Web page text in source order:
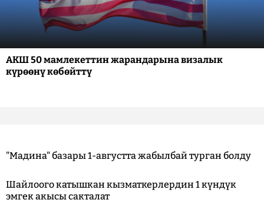
АКШ 50 мамлекеттин жарандарына визалык
күрөөнү көбөйттү
"Мадина" базары 1-августта жабылбай турган болду
Шайлоого катышкан кызматкерлердин 1 күндүк
эмгек акысы сакталат